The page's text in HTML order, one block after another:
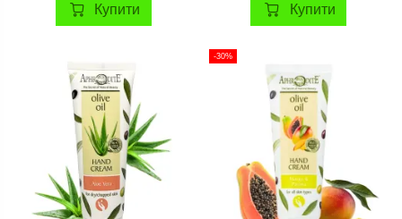
Купити Купити
-30%